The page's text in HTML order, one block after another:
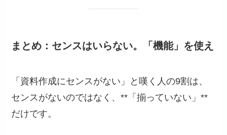
まとめ：センスはいらない。「機能」を使え
「資料作成にセンスがない」と嘆く人の9割は、
センスがないのではなく、**「揃っていない」**
だけです。